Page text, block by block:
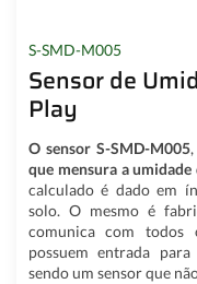
S-SMD-M005
Sensor de
Play
O sensor S-SMD-M005,
que mensura a
calculado é dado em
solo. O mesmo é
comunica com todos
possuem entrada para
sendo um sensor que